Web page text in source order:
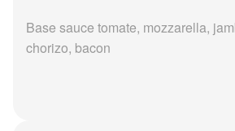
Base sauce tomate, mozzarella,
chorizo, bacon